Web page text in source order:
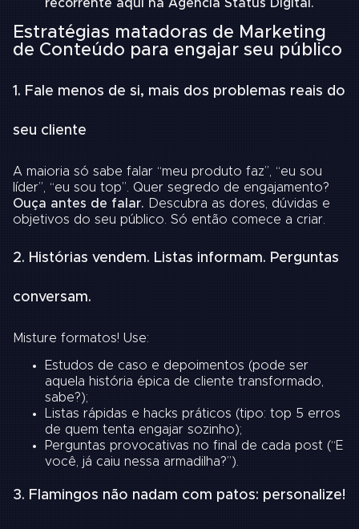
recorrente aqui na Agência Status Digital.
Estratégias matadoras de Marketing
de Conteúdo para engajar seu público
1. Fale menos de si, mais dos problemas reais do
seu cliente
A maioria só sabe falar “meu produto faz”, “eu sou
líder”, “eu sou top”. Quer segredo de engajamento?
Ouça antes de falar. Descubra as dores, dúvidas e
objetivos do seu público. Só então comece a criar.
2. Histórias vendem. Listas informam. Perguntas
conversam.
Misture formatos! Use:
Estudos de caso e depoimentos (pode ser
aquela história épica de cliente transformado,
sabe?);
Listas rápidas e hacks práticos (tipo: top 5 erros
de quem tenta engajar sozinho);
Perguntas provocativas no final de cada post (“E
você, já caiu nessa armadilha?”).
3. Flamingos não nadam com patos: personalize!